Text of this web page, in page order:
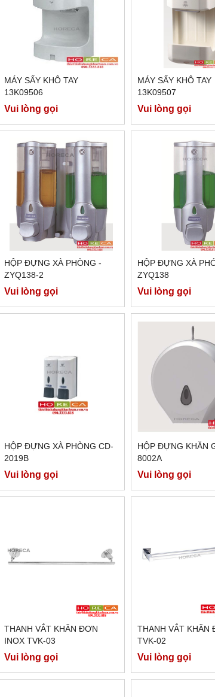
MÁY SẤY KHÔ TAY
13K09506
Vui lòng gọi
MÁY SẤY KHÔ TAY
13K09507
Vui lòng gọi
HỘP ĐỰNG XÀ PHÒNG -
ZYQ138-2
Vui lòng gọi
HỘP ĐỰNG XÀ
ZYQ138
Vui lòng gọi
HỘP ĐỰNG XÀ PHÒNG CD-
2019B
Vui lòng gọi
HỘP ĐỰNG KHĂN
8002A
Vui lòng gọi
THANH VẮT KHĂN ĐƠN
INOX TVK-03
Vui lòng gọi
THANH VẮT KHĂN
TVK-02
Vui lòng gọi